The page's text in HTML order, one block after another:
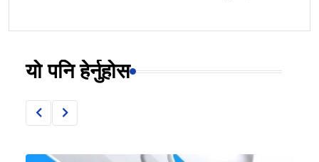
यो पनि हेर्नुहोस